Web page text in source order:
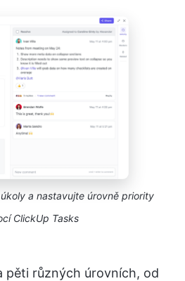
a nastavujte úrovně priority
ClickUp Tasks
pěti různých úrovních, od